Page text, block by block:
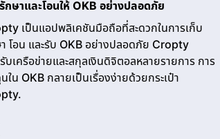
กษาและโอนให้ OKB อย่างปลอดภัย
เป็นแอปพลิเคชันมือถือที่สะดวกในการเก็บ
โอน และรับ OKB อย่างปลอดภัย Cropty
บเครือข่ายและสกุลเงินดิจิตอลหลายรายการ การ
ใน OKB กลายเป็นเรื่องง่ายด้วยกระเป๋า